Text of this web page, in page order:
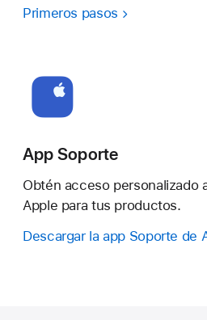
Primeros pasos
App Soporte
Obtén acceso personalizado
Apple para tus productos.
Descargar la app Soporte de